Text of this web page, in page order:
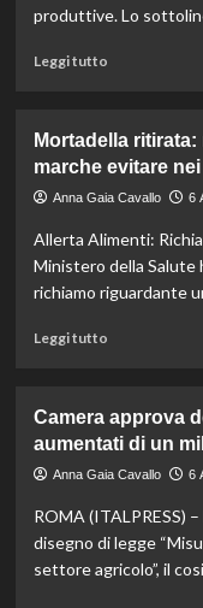
per
produttive. Lo
Leggi tuttoLeggi
Il
cavallo:
una
indispensabile
per
l’agricoltura
Mortadella
marche evitare
Anna Gaia Cavallo 6
Allerta Alimenti:
Ministero della Salute
richiamo riguardante
Leggi tuttoLeggi
Mortadella
ritirata:
rischio
scopri
quali
marche
Camera approva
aumentati di un
Anna Gaia Cavallo 6
ROMA (ITALPRESS) –
disegno di legge
settore agricolo”, il